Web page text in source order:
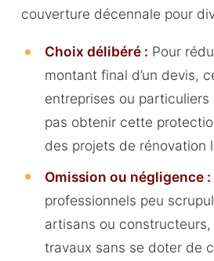
couverture décennale pour
Choix délibéré : Pour
montant final d’un devis,
entreprises ou
pas obtenir cette
des projets de rénovation
Omission ou négligence :
professionnels peu
artisans ou
travaux sans se doter de